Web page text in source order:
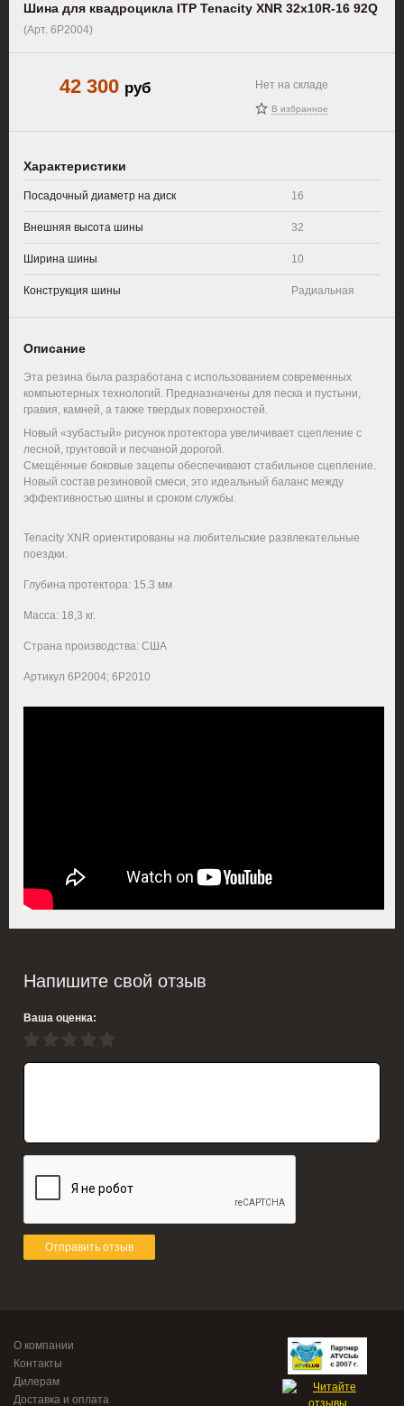
Шина для квадроцикла ITP Tenacity XNR 32x10R-16 92Q
(Арт. 6P2004)
42 300 руб Нет на складе
В избранное
Характеристики
Посадочный диаметр на диск 16
Внешняя высота шины 32
Ширина шины 10
Конструкция шины Радиальная
Описание
Эта резина была разработана с использованием современных
компьютерных технологий. Предназначены для песка и пустыни,
гравия, камней, а также твердых поверхностей.
Новый «зубастый» рисунок протектора увеличивает сцепление с
лесной, грунтовой и песчаной дорогой.
Смещённые боковые зацепы обеспечивают стабильное сцепление.
Новый состав резиновой смеси, это идеальный баланс между
эффективностью шины и сроком службы.
Tenacity XNR ориентированы на любительские развлекательные
поездки.
Глубина протектора: 15.3 мм
Масса: 18,3 кг.
Страна производства: США
Артикул 6P2004; 6P2010
Напишите свой отзыв
Ваша оценка:
Отправить отзыв
О компании
Контакты
Дилерам
Доставка и оплата